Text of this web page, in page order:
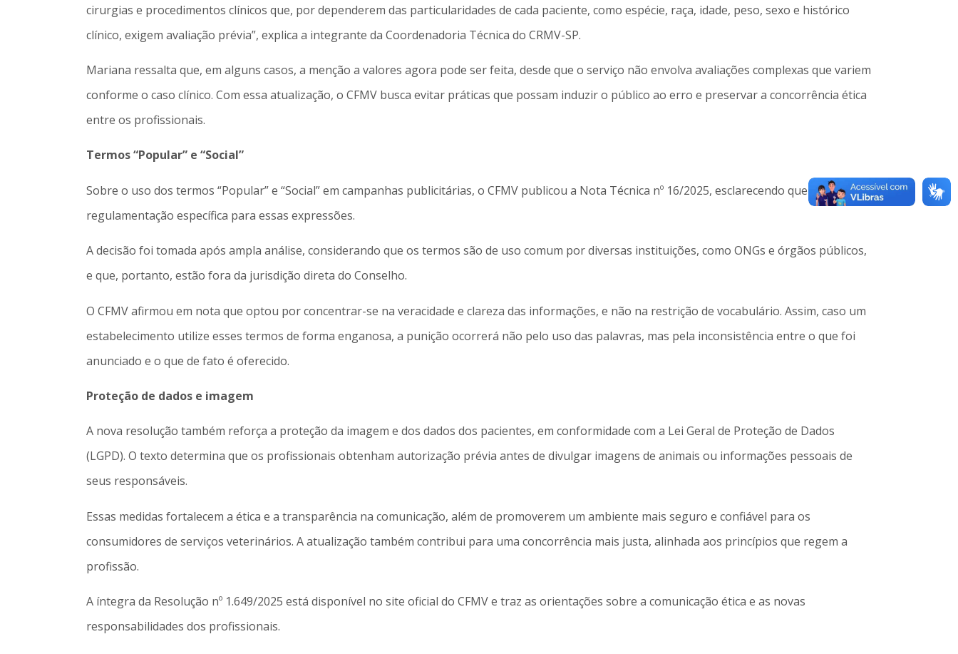
cirurgias e procedimentos clínicos que, por dependerem das particularidades de cada paciente, como espécie, raça, idade, peso, sexo e histórico
clínico, exigem avaliação prévia”, explica a integrante da Coordenadoria Técnica do CRMV-SP.
Mariana ressalta que, em alguns casos, a menção a valores agora pode ser feita, desde que o serviço não envolva avaliações complexas que variem
conforme o caso clínico. Com essa atualização, o CFMV busca evitar práticas que possam induzir o público ao erro e preservar a concorrência ética
entre os profissionais.
Termos “Popular” e “Social”
Sobre o uso dos termos “Popular” e “Social” em campanhas publicitárias, o CFMV publicou a Nota Técnica nº 16/2025, esclarecendo que não haverá
regulamentação específica para essas expressões.
A decisão foi tomada após ampla análise, considerando que os termos são de uso comum por diversas instituições, como ONGs e órgãos públicos,
e que, portanto, estão fora da jurisdição direta do Conselho.
O CFMV afirmou em nota que optou por concentrar-se na veracidade e clareza das informações, e não na restrição de vocabulário. Assim, caso um
estabelecimento utilize esses termos de forma enganosa, a punição ocorrerá não pelo uso das palavras, mas pela inconsistência entre o que foi
anunciado e o que de fato é oferecido.
Proteção de dados e imagem
A nova resolução também reforça a proteção da imagem e dos dados dos pacientes, em conformidade com a Lei Geral de Proteção de Dados
(LGPD). O texto determina que os profissionais obtenham autorização prévia antes de divulgar imagens de animais ou informações pessoais de
seus responsáveis.
Essas medidas fortalecem a ética e a transparência na comunicação, além de promoverem um ambiente mais seguro e confiável para os
consumidores de serviços veterinários. A atualização também contribui para uma concorrência mais justa, alinhada aos princípios que regem a
profissão.
A íntegra da Resolução nº 1.649/2025 está disponível no site oficial do CFMV e traz as orientações sobre a comunicação ética e as novas
responsabilidades dos profissionais.